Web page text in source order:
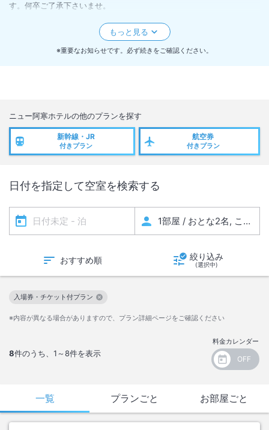
す。何卒ご了承下さいませ。
●2026年4月・11月 休館日のご案内
通年を通し安心安全な運営をするための肝要な期間でございますので、
ご協力のほど伏してお願い申し上げます。
【休館期間】2026年4月13日チェックアウト後より4月16日チェックイ
【休館箇所】売店、日帰り入浴を含む館内すべてのサービス
【休館箇所】売店、日帰り入浴を含む館内すべてのサービス
だきます。
※重要なお知らせです。必ず続きをご確認ください。
ニュー阿寒ホテルの他のプランを探す
新幹線・JR
付きプラン
航空券
付きプラン
日付を指定して空室を検索する
おすすめ順 絞り込み
(選択中)
8件のうち、 1～8件を表示
料金カレンダー
入場券・チケット付プラン
この絞り込み条件を解除
※内容が異なる場合がありますので、プラン詳細ページをご確認ください
一覧 プランごと お部屋ごと